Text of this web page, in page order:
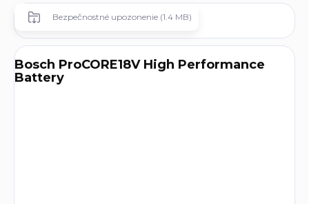
Bezpečnostné upozonenie (1.4 MB)
Bosch ProCORE18V High Performance
Battery